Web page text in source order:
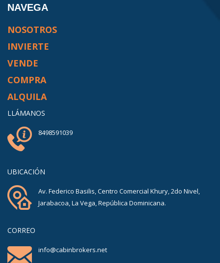
NAVEGA
NOSOTROS
INVIERTE
VENDE
COMPRA
ALQUILA
LLÁMANOS
8498591039
UBICACIÓN
Av. Federico Basilis, Centro Comercial Khury, 2do Nivel,
Jarabacoa, La Vega, República Dominicana.
CORREO
info@cabinbrokers.net